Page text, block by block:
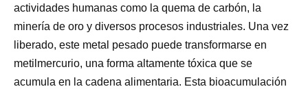
actividades humanas como la quema de carbón, la
minería de oro y diversos procesos industriales. Una vez
liberado, este metal pesado puede transformarse en
metilmercurio, una forma altamente tóxica que se
acumula en la cadena alimentaria. Esta bioacumulación